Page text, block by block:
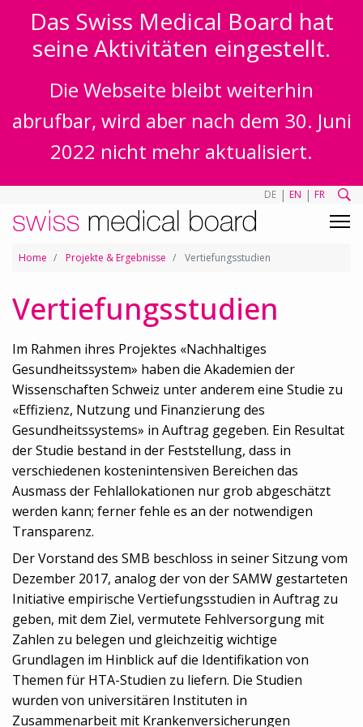
Das Swiss Medical Board hat
seine Aktivitäten eingestellt.
Die Webseite bleibt weiterhin
abrufbar, wird aber nach dem 30. Juni
2022 nicht mehr aktualisiert.
DE | EN | FR
Home Projekte & Ergebnisse Vertiefungsstudien
Vertiefungsstudien
Im Rahmen ihres Projektes «Nachhaltiges
Gesundheitssystem» haben die Akademien der
Wissenschaften Schweiz unter anderem eine Studie zu
«Effizienz, Nutzung und Finanzierung des
Gesundheitssystems» in Auftrag gegeben. Ein Resultat
der Studie bestand in der Feststellung, dass in
verschiedenen kostenintensiven Bereichen das
Ausmass der Fehlallokationen nur grob abgeschätzt
werden kann; ferner fehle es an der notwendigen
Transparenz.
Der Vorstand des SMB beschloss in seiner Sitzung vom
Dezember 2017, analog der von der SAMW gestarteten
Initiative empirische Vertiefungsstudien in Auftrag zu
geben, mit dem Ziel, vermutete Fehlversorgung mit
Zahlen zu belegen und gleichzeitig wichtige
Grundlagen im Hinblick auf die Identifikation von
Themen für HTA-Studien zu liefern. Die Studien
wurden von universitären Instituten in
Zusammenarbeit mit Krankenversicherungen